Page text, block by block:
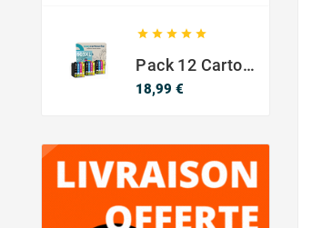
    
Pack 12 Cartouches Compatible EPSON 603XL
18,99 €